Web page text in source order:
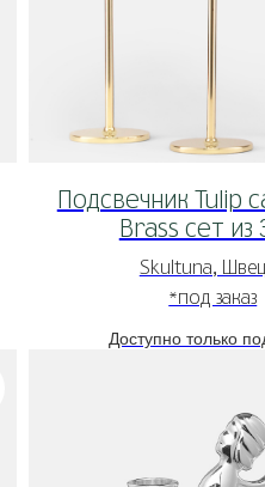
Подсвечник Tulip
Brass сет из
Skultuna,
*под заказ